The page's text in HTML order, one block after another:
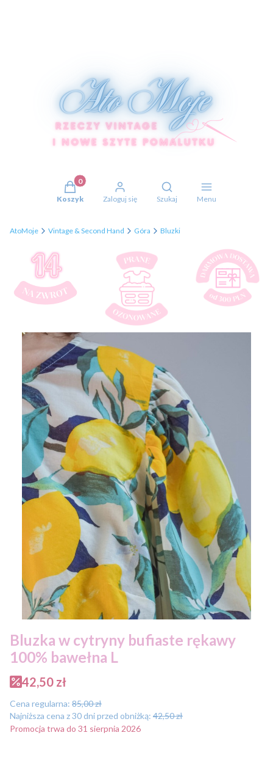
Produkty w koszyku: 0. Zobacz szczegóły
Koszyk Zaloguj się
Otwórz wyszukiwarkę
Szukaj Menu
AtoMoje Vintage & Second Hand Góra Bluzki
Bluzka w cytryny bufiaste rękawy
100% bawełna L
42,50 zł
Cena regularna: 85,00 zł
Najniższa cena z 30 dni przed obniżką: 42,50 zł
Promocja trwa do 31 sierpnia 2026